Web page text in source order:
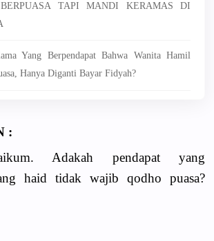
TAPI MANDI KERAMAS DI
Yang Berpendapat Bahwa Wanita Hamil
Hanya Diganti Bayar Fidyah?
:
Adakah pendapat yang
haid tidak wajib qodho puasa?